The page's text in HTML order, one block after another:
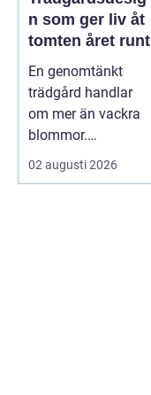
n som ger liv åt
tomten året runt
En genomtänkt
trädgård handlar
om mer än vackra
blommor.
trädgårdsdesign
förenar funktion,
02 augusti 2026